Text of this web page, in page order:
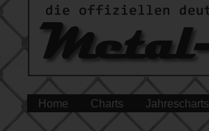
Home Charts Jahrescharts